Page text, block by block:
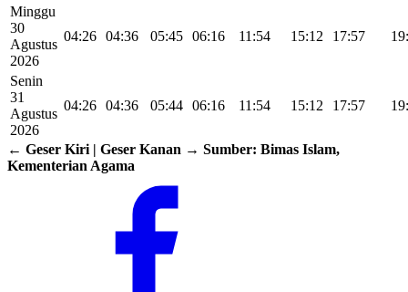
Minggu
30
Agustus
2026
04:26 04:36 05:45 06:16 11:54 15:12 17:57
Senin
31
Agustus
2026
04:26 04:36 05:44 06:16 11:54 15:12 17:57
← Geser Kiri | Geser Kanan → Sumber: Bimas Islam,
Kementerian Agama